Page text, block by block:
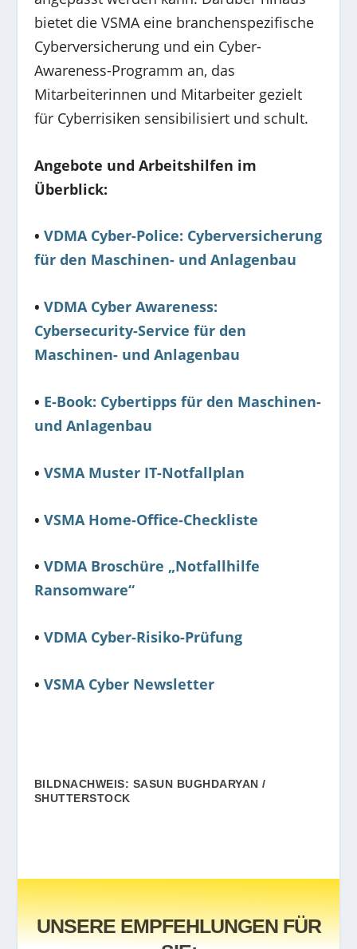
bietet die VSMA eine branchenspezifische
Cyberversicherung und ein Cyber-
Awareness-Programm an, das
Mitarbeiterinnen und Mitarbeiter gezielt
für Cyberrisiken sensibilisiert und schult.
Angebote und Arbeitshilfen im
Überblick:
• VDMA Cyber-Police: Cyberversicherung
für den Maschinen- und Anlagenbau
• VDMA Cyber Awareness:
Cybersecurity-Service für den
Maschinen- und Anlagenbau
• E-Book: Cybertipps für den Maschinen-
und Anlagenbau
• VSMA Muster IT-Notfallplan
• VSMA Home-Office-Checkliste
• VDMA Broschüre „Notfallhilfe
Ransomware“
• VDMA Cyber-Risiko-Prüfung
• VSMA Cyber Newsletter
BILDNACHWEIS: SASUN BUGHDARYAN /
SHUTTERSTOCK
UNSERE EMPFEHLUNGEN FÜR